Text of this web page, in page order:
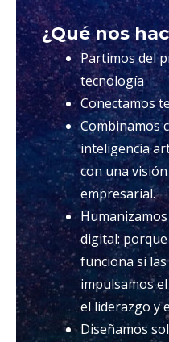
¿Qué nos
Partimos del
tecnología
Conectamos
Combinamos
inteligencia
con una
empresarial.
digital:
funciona si
impulsamos
el liderazgo y
Diseñamos